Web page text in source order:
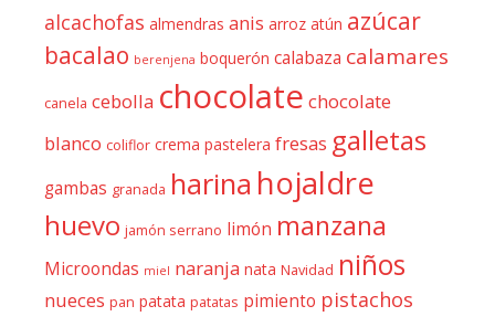
alcachofas almendras anis arroz atún azúcar
bacalao berenjena boquerón calabaza calamares
canela cebolla chocolate chocolate
blanco coliflor crema pastelera fresas galletas
gambas granada harina hojaldre
huevo jamón serrano limón manzana
Microondas miel naranja nata Navidad niños
nueces pan patata patatas pimiento pistachos